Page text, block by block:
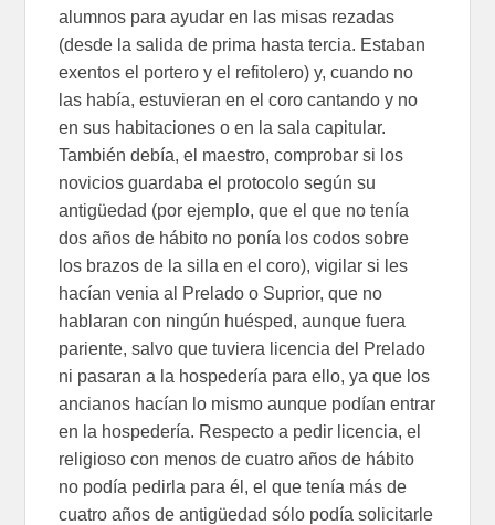
alumnos para ayudar en las misas rezadas
(desde la salida de prima hasta tercia. Estaban
exentos el portero y el refitolero) y, cuando no
las había, estuvieran en el coro cantando y no
en sus habitaciones o en la sala capitular.
También debía, el maestro, comprobar si los
novicios guardaba el protocolo según su
antigüedad (por ejemplo, que el que no tenía
dos años de hábito no ponía los codos sobre
los brazos de la silla en el coro), vigilar si les
hacían venia al Prelado o Suprior, que no
hablaran con ningún huésped, aunque fuera
pariente, salvo que tuviera licencia del Prelado
ni pasaran a la hospedería para ello, ya que los
ancianos hacían lo mismo aunque podían entrar
en la hospedería. Respecto a pedir licencia, el
religioso con menos de cuatro años de hábito
no podía pedirla para él, el que tenía más de
cuatro años de antigüedad sólo podía solicitarle